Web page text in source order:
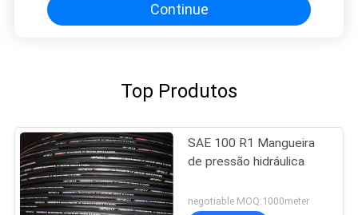
Continue
Top Produtos
SAE 100 R1 Mangueira
de pressão hidráulica
negotiable MOQ:1000meter